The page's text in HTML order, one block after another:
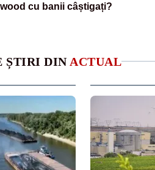
cu banii câștigați?
ȘTIRI DIN ACTUAL